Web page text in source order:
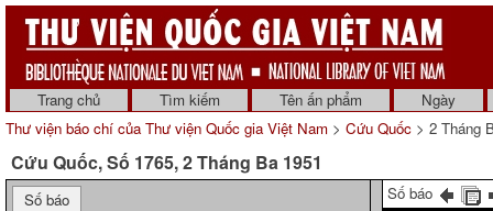
Trang chủ Tìm kiếm Tên ấn phẩm Ngày
Thư viện báo chí của Thư viện Quốc gia Việt Nam > Cứu Quốc > 2 Tháng
Cứu Quốc, Số 1765, 2 Tháng Ba 1951
Số báo Số báo